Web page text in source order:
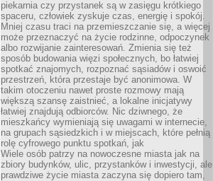
piekarnia czy przystanek są w zasięgu krótkiego
spaceru, człowiek zyskuje czas, energię i spokój.
Mniej czasu traci na przemieszczanie się, a więcej
może przeznaczyć na życie rodzinne, odpoczynek
albo rozwijanie zainteresowań. Zmienia się też
sposób budowania więzi społecznych, bo łatwiej
spotkać znajomych, rozpoznać sąsiadów i oswoić
przestrzeń, która przestaje być anonimowa. W
takim otoczeniu nawet proste rozmowy mają
większą szansę zaistnieć, a lokalne inicjatywy
łatwiej znajdują odbiorców. Nic dziwnego, że
mieszkańcy wymieniają się uwagami w internecie,
na grupach sąsiedzkich i w miejscach, które pełnią
rolę cyfrowego punktu spotkań, jak
Wiele osób patrzy na nowoczesne miasta jak na
zbiory budynków, ulic, przystanków i inwestycji, ale
prawdziwe życie miasta zaczyna się dopiero tam,